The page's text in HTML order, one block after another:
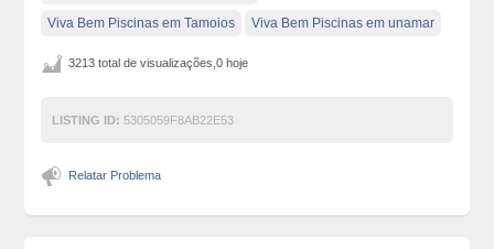
Viva Bem Piscinas em Tamoios Viva Bem Piscinas em unamar
3213 total de visualizações,0 hoje
LISTING ID: 5305059F8AB22E53
Relatar Problema